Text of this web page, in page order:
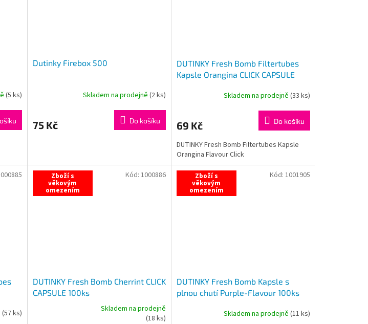
(5 ks)
Dutinky Firebox 500
Skladem na prodejně (2 ks)
75 Kč Do košíku
DUTINKY Fresh Bomb Filtertubes
Kapsle Orangina CLICK CAPSULE
Skladem na prodejně (33 ks)
69 Kč Do košíku
DUTINKY Fresh Bomb Filtertubes Kapsle
Orangina Flavour Click
(57 ks)
Zboží s
věkovým
omezením
DUTINKY Fresh Bomb Cherrint CLICK
CAPSULE 100ks
Skladem na prodejně
(18 ks)
Kód: 1000886 Zboží s
věkovým
omezením
DUTINKY Fresh Bomb Kapsle s
plnou chutí Purple-Flavour 100ks
Skladem na prodejně (11 ks)
Kód: 1001905